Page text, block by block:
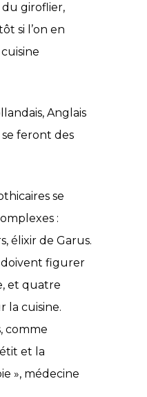
du giroflier,
si l’on en
Anglais
feront des
se
:
élixir de Garus.
doivent figurer
et quatre
la cuisine.
comme
et la
», médecine